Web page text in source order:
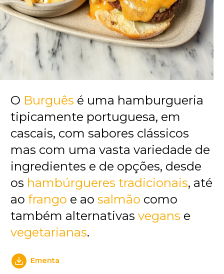
O Burguês é uma hamburgueria
tipicamente portuguesa, em
cascais, com sabores clássicos
mas com uma vasta variedade de
ingredientes e de opções, desde
os hambúrgueres tradicionais, até
ao frango e ao salmão como
também alternativas vegans e
vegetarianas.
Ementa